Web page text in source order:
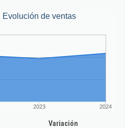
Evolución de ventas
2023 2024
Variación